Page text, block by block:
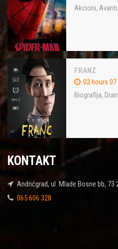
Akcioni,
FRANZ
02 hours
Biografija,
KONTAKT
Andrićgrad, ul. Mlade Bosne bb, 73
065 606 328